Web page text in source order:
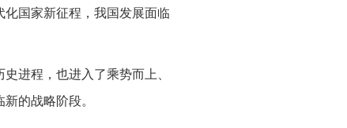
国家新征程，我国发展面临
进程，也进入了乘势而上、
的战略阶段。